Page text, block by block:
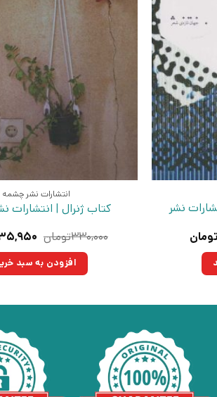
نشر
قیمت
انتشارات نشر چشمه
کتاب ژنرال | انتشارات
۳۳۰,۰۰۰تومان قیمت
بود.
افزودن به سبد